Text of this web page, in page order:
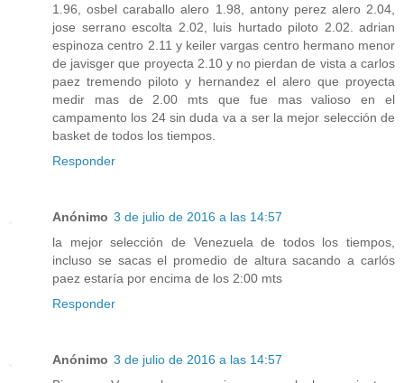
1.96, osbel caraballo alero 1.98, antony perez alero 2.04,
jose serrano escolta 2.02, luis hurtado piloto 2.02. adrian
espinoza centro 2.11 y keiler vargas centro hermano menor
de javisger que proyecta 2.10 y no pierdan de vista a carlos
paez tremendo piloto y hernandez el alero que proyecta
medir mas de 2.00 mts que fue mas valioso en el
campamento los 24 sin duda va a ser la mejor selección de
basket de todos los tiempos.
Responder
Anónimo 3 de julio de 2016 a las 14:57
la mejor selección de Venezuela de todos los tiempos,
incluso se sacas el promedio de altura sacando a carlós
paez estaría por encima de los 2:00 mts
Responder
Anónimo 3 de julio de 2016 a las 14:57